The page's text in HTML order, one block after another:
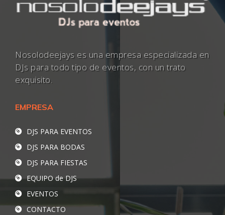
Nosolodeejays es una empresa especializada en
DJs para todo tipo de eventos, con un trato
exquisito.
EMPRESA
DJS PARA EVENTOS
DJS PARA BODAS
DJS PARA FIESTAS
EQUIPO de DJS
EVENTOS
CONTACTO